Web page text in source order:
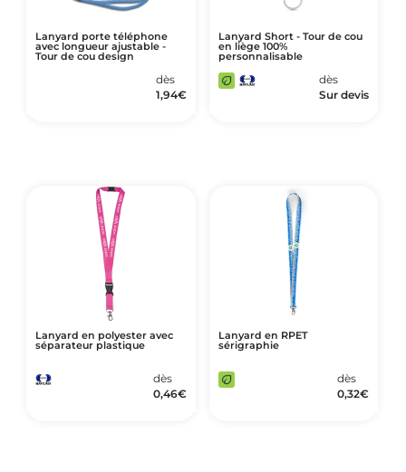
Lanyard porte téléphone
avec longueur ajustable -
Tour de cou design
dès
1,94€
Lanyard Short - Tour de cou
en liège 100%
personnalisable
dès
Sur devis
Lanyard en polyester avec
séparateur plastique
dès
0,46€
Lanyard en RPET
sérigraphie
dès
0,32€